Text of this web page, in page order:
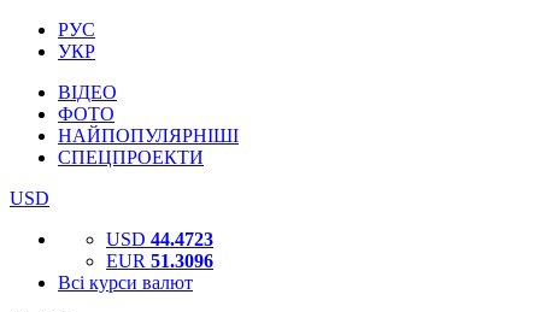
РУС
УКР
ВІДЕО
ФОТО
НАЙПОПУЛЯРНІШІ
СПЕЦПРОЕКТИ
USD
USD 44.4723
EUR 51.3096
Всі курси валют